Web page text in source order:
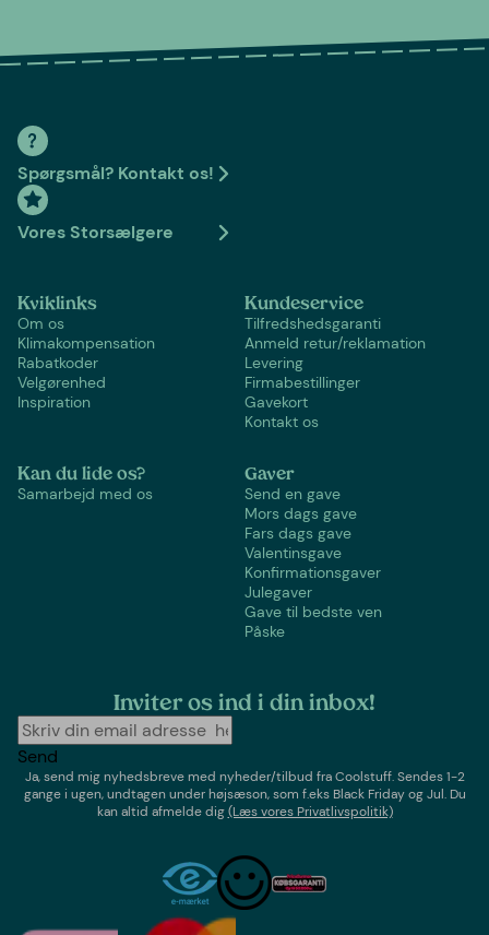
Spørgsmål? Kontakt os!
Vores Storsælgere
Kviklinks
Om os
Klimakompensation
Rabatkoder
Velgørenhed
Inspiration
Kundeservice
Tilfredshedsgaranti
Anmeld retur/reklamation
Levering
Firmabestillinger
Gavekort
Kontakt os
Kan du lide os?
Samarbejd med os
Gaver
Send en gave
Mors dags gave
Fars dags gave
Valentinsgave
Konfirmationsgaver
Julegaver
Gave til bedste ven
Påske
Inviter os ind i din inbox!
Send
Ja, send mig nyhedsbreve med nyheder/tilbud fraCoolstuff. Sendes 1-2
gange i ugen,undtagen under højsæson, som f.eks Black Friday og Jul. Du
kan altid afmelde dig(Læs vores Privatlivspolitik)